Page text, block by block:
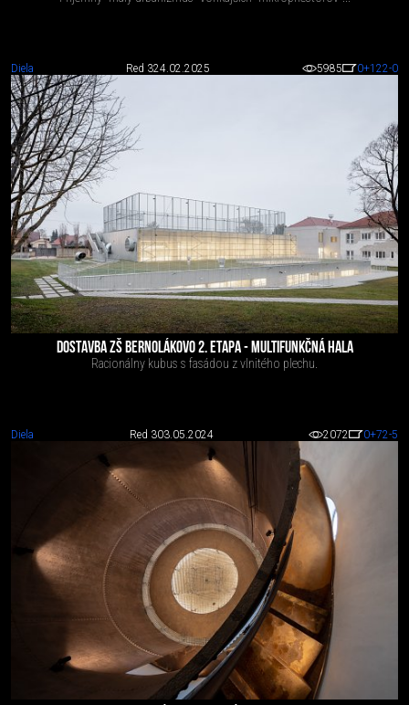
Diela Red 324.02.2025 5985 0+122-0
DOSTAVBA ZŠ BERNOLÁKOVO 2. ETAPA - MULTIFUNKČNÁ HALA
Racionálny kubus s fasádou z vlnitého plechu.
Diela Red 303.05.2024 2072 0+72-5